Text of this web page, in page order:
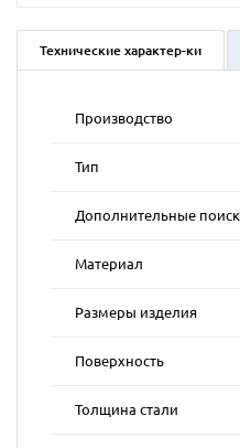
Технические характер-ки
Производство
Тип
Дополнительные
Материал
Размеры изделия
Поверхность
Толщина стали